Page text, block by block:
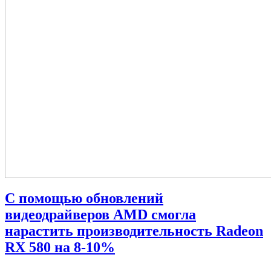
С помощью обновлений
видеодрайверов AMD смогла
нарастить производительность Radeon
RX 580 на 8-10%